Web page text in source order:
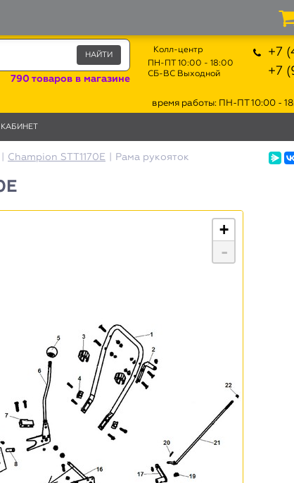
Champion STT1170Е Рама рукояток
790 товаров в магазине
Колл-центр
ПН-ПТ 10:00 - 18:00
СБ-ВС Выходной
+7
+7
время работы: ПН-ПТ 10:00 -
+
-